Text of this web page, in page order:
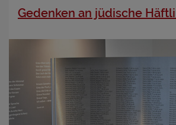
Gedenken an jüdische